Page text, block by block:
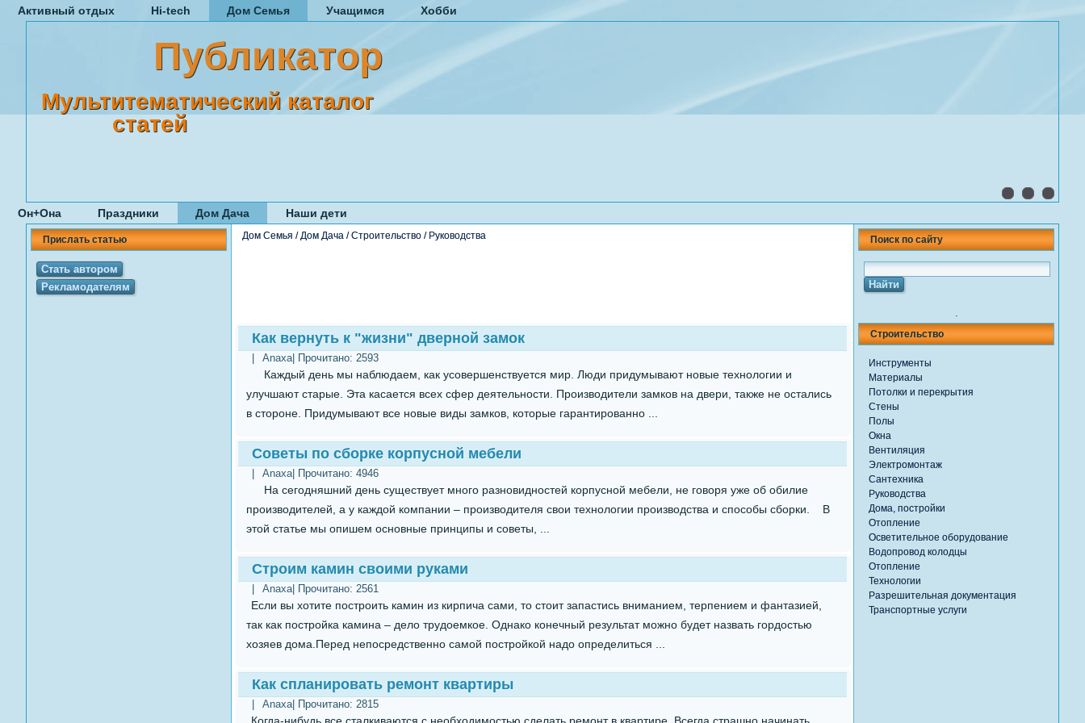
Активный отдых Hi-tech Дом Семья Учащимся Хобби
Публикатор
Мультитематический каталог
статей
Он+Она Праздники Дом Дача Наши дети
Прислать статью
Стать автором
Рекламодателям
Дом Семья /Дом Дача /Строительство / Руководства
Как вернуть к "жизни" дверной замок
Anaxa| Прочитано: 2593
Каждый день мы наблюдаем, как усовершенствуется мир. Люди придумывают новые технологии и
улучшают старые. Эта касается всех сфер деятельности. Производители замков на двери, также не остались
в стороне. Придумывают все новые виды замков, которые гарантированно ...
Советы по сборке корпусной мебели
Anaxa| Прочитано: 4946
На сегодняшний день существует много разновидностей корпусной мебели, не говоря уже об обилие
производителей, а у каждой компании – производителя свои технологии производства и способы сборки. В
этой статье мы опишем основные принципы и советы, ...
Строим камин своими руками
Anaxa| Прочитано: 2561
Если вы хотите построить камин из кирпича сами, то стоит запастись вниманием, терпением и фантазией,
так как постройка камина – дело трудоемкое. Однако конечный результат можно будет назвать гордостью
хозяев дома.Перед непосредственно самой постройкой надо определиться ...
Как спланировать ремонт квартиры
Anaxa| Прочитано: 2815
Поиск по сайту
.
Строительство
Инструменты
Материалы
Потолки и перекрытия
Стены
Полы
Окна
Вентиляция
Электромонтаж
Сантехника
Руководства
Дома, постройки
Отопление
Осветительное оборудование
Водопровод колодцы
Отопление
Технологии
Разрешительная документация
Транспортные услуги